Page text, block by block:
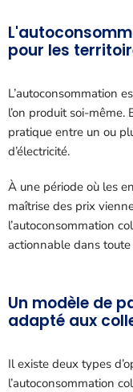
pour les
L’autoconsommation
l’on produit soi-même.
pratique entre un ou
d’électricité.
À une période où les
maîtrise des prix
l’autoconsommation
actionnable dans
Un modèle de
adapté aux
Il existe deux types
l’autoconsommation